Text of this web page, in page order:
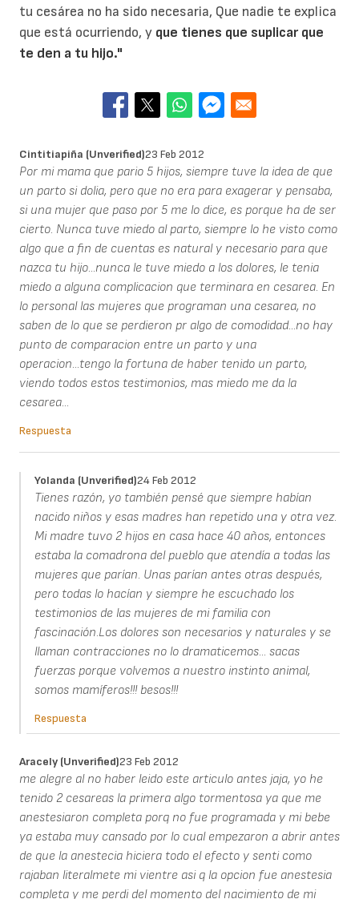
tu cesárea no ha sido necesaria, Que nadie te explica
que está ocurriendo, y que tienes que suplicar que
te den a tu hijo."
Cintitiapiña (unverified)23 Feb 2012
Por mi mama que pario 5 hijos, siempre tuve la idea de que
un parto si dolia, pero que no era para exagerar y pensaba,
si una mujer que paso por 5 me lo dice, es porque ha de ser
cierto. Nunca tuve miedo al parto, siempre lo he visto como
algo que a fin de cuentas es natural y necesario para que
nazca tu hijo...nunca le tuve miedo a los dolores, le tenia
miedo a alguna complicacion que terminara en cesarea. En
lo personal las mujeres que programan una cesarea, no
saben de lo que se perdieron pr algo de comodidad...no hay
punto de comparacion entre un parto y una
operacion...tengo la fortuna de haber tenido un parto,
viendo todos estos testimonios, mas miedo me da la
cesarea...
Respuesta
Yolanda (unverified)24 Feb 2012
Tienes razón, yo también pensé que siempre habían
nacido niños y esas madres han repetido una y otra vez.
Mi madre tuvo 2 hijos en casa hace 40 años, entonces
estaba la comadrona del pueblo que atendía a todas las
mujeres que parían. Unas parían antes otras después,
pero todas lo hacían y siempre he escuchado los
testimonios de las mujeres de mi familia con
fascinación.Los dolores son necesarios y naturales y se
llaman contracciones no lo dramaticemos... sacas
fuerzas porque volvemos a nuestro instinto animal,
somos mamíferos!!! besos!!!
Respuesta
Aracely (unverified)23 Feb 2012
me alegre al no haber leido este articulo antes jaja, yo he
tenido 2 cesareas la primera algo tormentosa ya que me
anestesiaron completa porq no fue programada y mi bebe
ya estaba muy cansado por lo cual empezaron a abrir antes
de que la anestecia hiciera todo el efecto y senti como
rajaban literalmete mi vientre asi q la opcion fue anestesia
completa y me perdi del momento del nacimiento de mi